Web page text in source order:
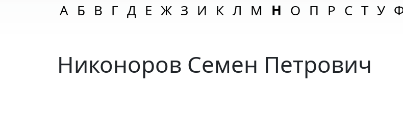
А Б В Г Д Е Ж З И К Л М Н О П Р С Т У
Никоноров Семен Петрович